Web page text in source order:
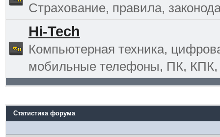
Страхование, правила,
Hi-Tech
Компьютерная техника,
мобильные телефоны, ПК, КПК,
Статистика форума